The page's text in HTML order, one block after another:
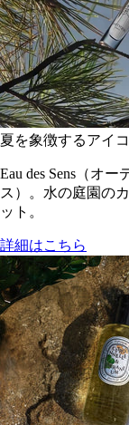
夏を象徴するアイ
Eau des Sens（オ
ス）。水の庭園の
ット。
詳細はこちら